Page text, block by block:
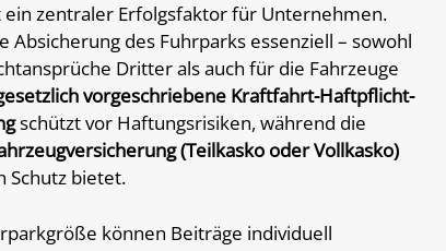
ein zentraler Erfolgsfaktor für Unternehmen.
Absicherung des Fuhrparks essenziell – sowohl
Dritter als auch für die Fahrzeuge
vorgeschriebene Kraftfahrt-Haftpflicht-
schützt vor Haftungsrisiken, während die
(Teilkasko oder Vollkasko)
Schutz bietet.
können Beiträge individuell